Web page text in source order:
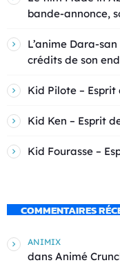
bande-annonce,
L’anime Dara-
crédits de son
Kid Pilote – Esprit
Kid Ken – Esprit
Kid Fourasse –
COMMENTAIRES
ANIMIX
dans Animé